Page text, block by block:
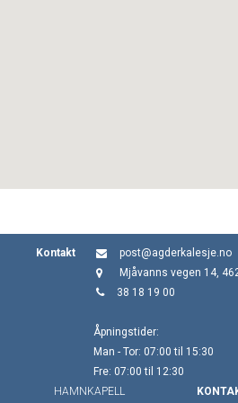
Kontakt
post@agderkalesje.no
Mjåvanns vegen 14,
38 18 19 00
Åpningstider:
Man - Tor: 07:00 til 15:30
Fre: 07:00 til 12:30
HAMNKAPELL